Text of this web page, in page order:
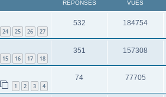
RÉPONSES VUES
24 25 26 27
532 184754
15 16 17 18
351 157308
1 2 3 4
74 77705